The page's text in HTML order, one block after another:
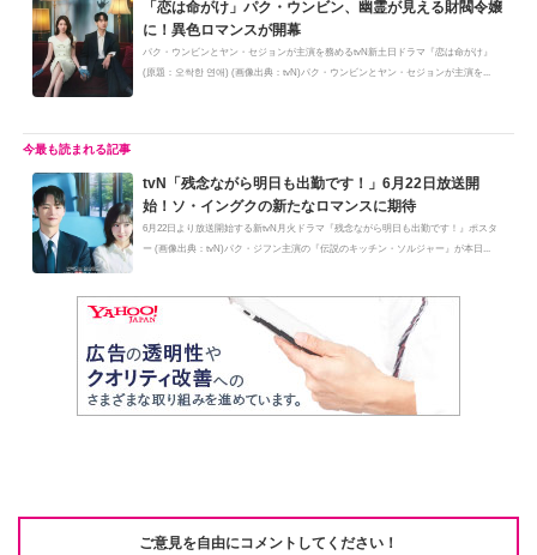
「恋は命がけ」パク・ウンビン、幽霊が見える財閥令嬢
に！異色ロマンスが開幕
パク・ウンビンとヤン・セジョンが主演を務めるtvN新土日ドラマ『恋は命がけ』
(原題：오싹한 연애) (画像出典：tvN)パク・ウンビンとヤン・セジョンが主演を...
tvN「残念ながら明日も出勤です！」6月22日放送開
始！ソ・イングクの新たなロマンスに期待
6月22日より放送開始する新tvN月火ドラマ『残念ながら明日も出勤です！』ポスタ
ー (画像出典：tvN)パク・ジフン主演の『伝説のキッチン・ソルジャー』が本日...
ご意見を自由にコメントしてください！